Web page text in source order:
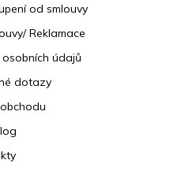
od smlouvy
Reklamace
údajů
dotazy